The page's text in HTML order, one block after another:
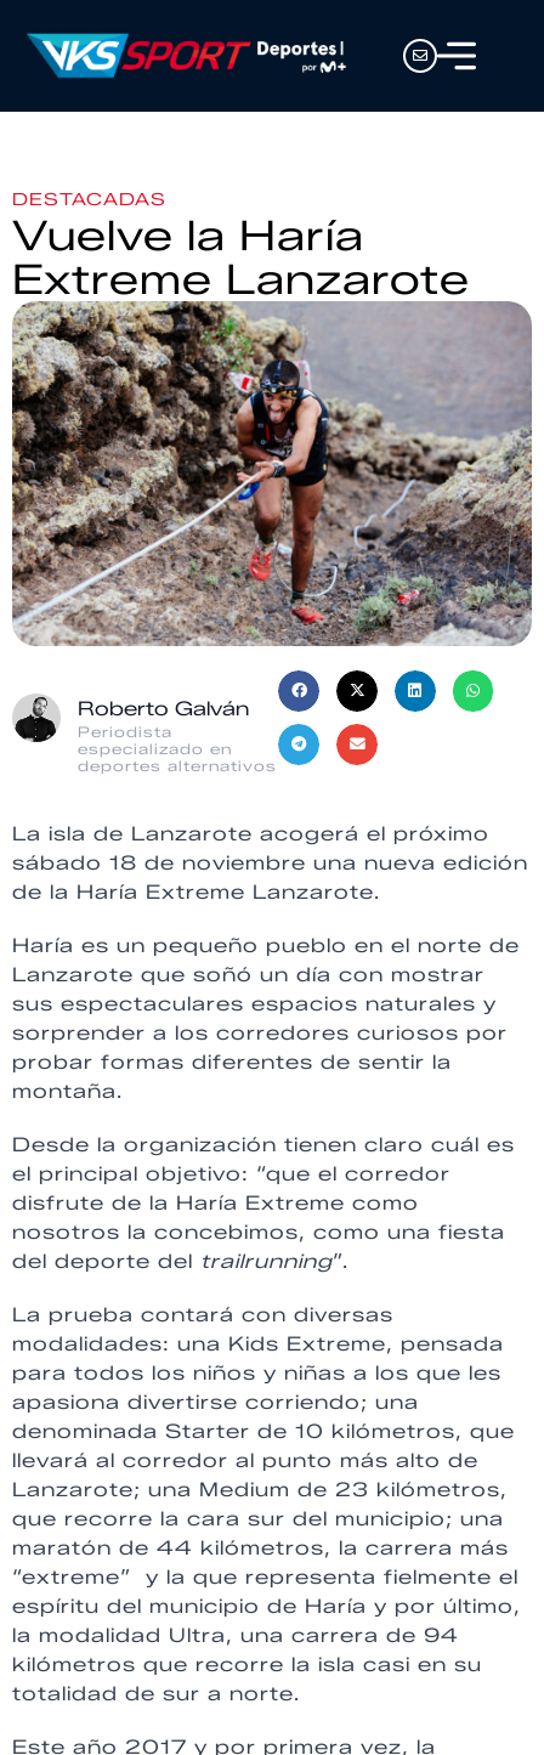
DESTACADAS
Vuelve la Haría
Extreme Lanzarote
Roberto Galván
Periodista
especializado en
deportes alternativos
La isla de Lanzarote acogerá el próximo
sábado 18 de noviembre una nueva edición
de la Haría Extreme Lanzarote.
Haría es un pequeño pueblo en el norte de
Lanzarote que soñó un día con mostrar
sus espectaculares espacios naturales y
sorprender a los corredores curiosos por
probar formas diferentes de sentir la
montaña.
Desde la organización tienen claro cuál es
el principal objetivo: “que el corredor
disfrute de la Haría Extreme como
nosotros la concebimos, como una fiesta
del deporte del trailrunning”.
La prueba contará con diversas
modalidades: una Kids Extreme, pensada
para todos los niños y niñas a los que les
apasiona divertirse corriendo; una
denominada Starter de 10 kilómetros, que
llevará al corredor al punto más alto de
Lanzarote; una Medium de 23 kilómetros,
que recorre la cara sur del municipio; una
maratón de 44 kilómetros, la carrera más
“extreme” y la que representa fielmente el
espíritu del municipio de Haría y por último,
la modalidad Ultra, una carrera de 94
kilómetros que recorre la isla casi en su
totalidad de sur a norte.
Este año 2017 y por primera vez, la